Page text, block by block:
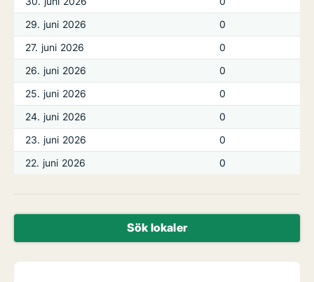
29. juni 2026
0
27. juni 2026
0
26. juni 2026
0
25. juni 2026
0
24. juni 2026
0
23. juni 2026
0
22. juni 2026
0
Sök lokaler